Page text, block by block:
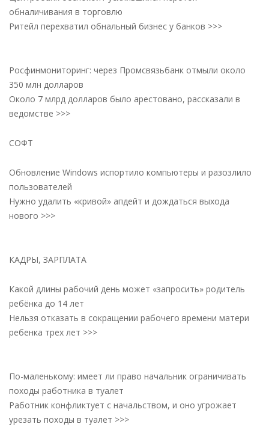
обналичивания в торговлю
Ритейл перехватил обнальный бизнес у банков >>>
Росфинмониторинг: через Промсвязьбанк отмыли около
350 млн долларов
Около 7 млрд долларов было арестовано, рассказали в
ведомстве >>>
СОФТ
Обновление Windows испортило компьютеры и разозлило
пользователей
Нужно удалить «кривой» апдейт и дождаться выхода
нового >>>
КАДРЫ, ЗАРПЛАТА
Какой длины рабочий день может «запросить» родитель
ребёнка до 14 лет
Нельзя отказать в сокращении рабочего времени матери
ребенка трех лет >>>
По-маленькому: имеет ли право начальник ограничивать
походы работника в туалет
Работник конфликтует с начальством, и оно угрожает
урезать походы в туалет >>>